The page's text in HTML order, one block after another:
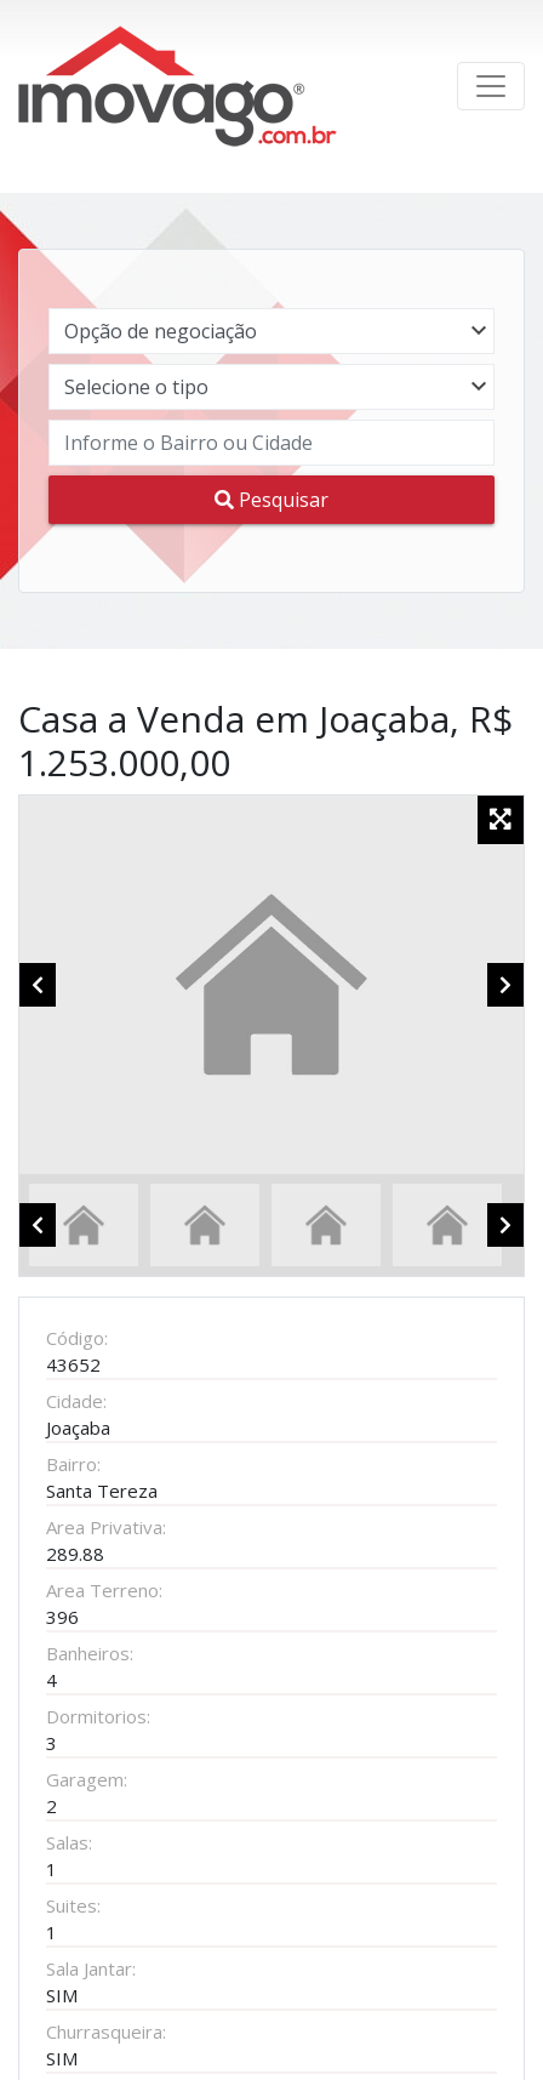
Pesquisar
Casa a Venda em Joaçaba, R$
1.253.000,00
Código:
43652
Cidade:
Joaçaba
Bairro:
Santa Tereza
Area Privativa:
289.88
Area Terreno:
396
Banheiros:
4
Dormitorios:
3
Garagem:
2
Salas:
1
Suites:
1
Sala Jantar:
SIM
Churrasqueira:
SIM